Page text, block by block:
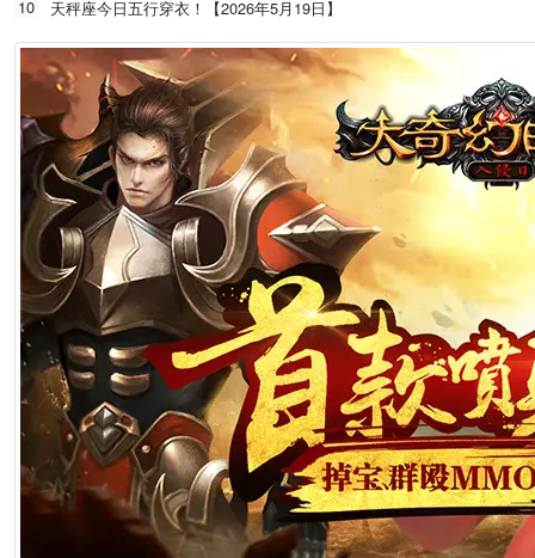
10 天秤座今日五行穿衣！【2026年5月19日】